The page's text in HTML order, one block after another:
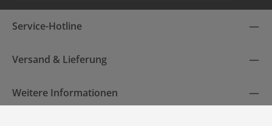
Datenschutz
Ich habe dieDatenschutzbestimmungen
einverstanden.
Die mit einem Stern (*) markierten Felder sind
Pflichtfelder.
Service-Hotline
Versand & Lieferung
Weitere Informationen